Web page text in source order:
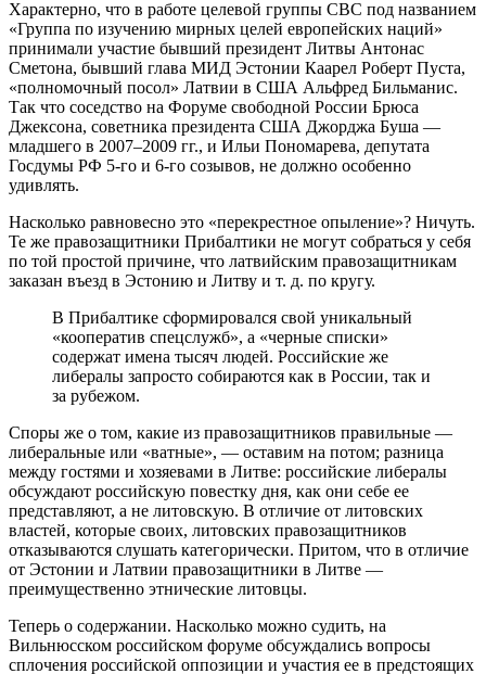
Характерно, что в работе целевой группы СВС под названием
«Группа по изучению мирных целей европейских наций»
принимали участие бывший президент Литвы Антонас
Сметона, бывший глава МИД Эстонии Каарел Роберт Пуста,
«полномочный посол» Латвии в США Альфред Бильманис.
Так что соседство на Форуме свободной России Брюса
Джексона, советника президента США Джорджа Буша —
младшего в 2007–2009 гг., и Ильи Пономарева, депутата
Госдумы РФ 5‑го и 6‑го созывов, не должно особенно
удивлять.
Насколько равновесно это «перекрестное опыление»? Ничуть.
Те же правозащитники Прибалтики не могут собраться у себя
по той простой причине, что латвийским правозащитникам
заказан въезд в Эстонию и Литву и т. д. по кругу.
В Прибалтике сформировался свой уникальный
«кооператив спецслужб», а «черные списки»
содержат имена тысяч людей. Российские же
либералы запросто собираются как в России, так и
за рубежом.
Споры же о том, какие из правозащитников правильные —
либеральные или «ватные», — оставим на потом; разница
между гостями и хозяевами в Литве: российские либералы
обсуждают российскую повестку дня, как они себе ее
представляют, а не литовскую. В отличие от литовских
властей, которые своих, литовских правозащитников
отказываются слушать категорически. Притом, что в отличие
от Эстонии и Латвии правозащитники в Литве —
преимущественно этнические литовцы.
Теперь о содержании. Насколько можно судить, на
Вильнюсском российском форуме обсуждались вопросы
сплочения российской оппозиции и участия ее в предстоящих